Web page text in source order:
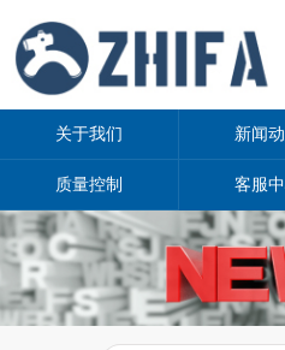
关于我们 新闻
质量控制 客服